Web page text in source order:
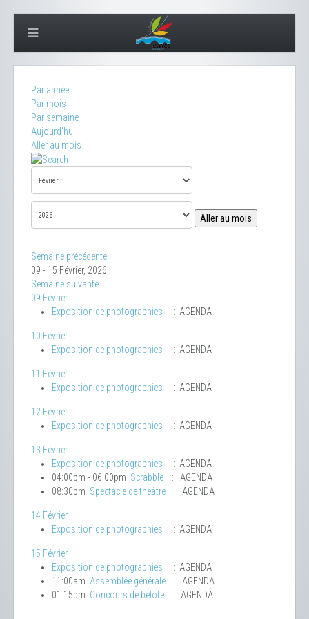
Par année
Par mois
Par semaine
Aujourd'hui
Aller au mois
Aller au mois
Semaine précédente
09 - 15 Février, 2026
Semaine suivante
09 Février
Exposition de photographies
:: AGENDA
10 Février
Exposition de photographies
:: AGENDA
11 Février
Exposition de photographies
:: AGENDA
12 Février
Exposition de photographies
:: AGENDA
13 Février
Exposition de photographies
:: AGENDA
04:00pm - 06:00pm Scrabble
:: AGENDA
08:30pm Spectacle de théâtre :: AGENDA
14 Février
Exposition de photographies
:: AGENDA
15 Février
Exposition de photographies
:: AGENDA
11:00am Assemblée générale
:: AGENDA
01:15pm Concours de belote :: AGENDA